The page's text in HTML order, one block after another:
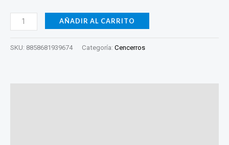
AÑADIR AL CARRITO
SKU: 8858681939674 Categoría: Cencerros